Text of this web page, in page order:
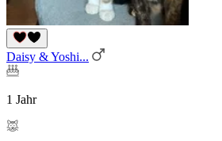
Daisy & Yoshi...
1 Jahr